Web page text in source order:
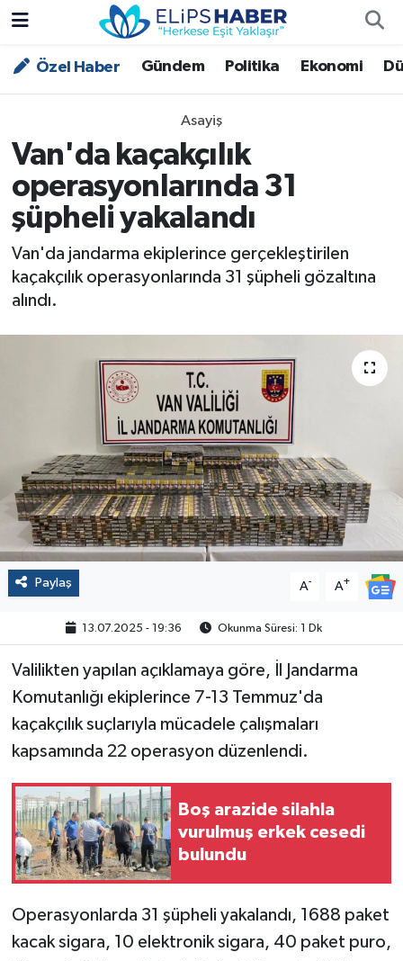
Özel Haber Gündem Politika Ekonomi
Asayiş
Van'da kaçakçılık
operasyonlarında 31
şüpheli yakalandı
Van'da jandarma ekiplerince gerçekleştirilen
kaçakçılık operasyonlarında 31 şüpheli gözaltına
alındı.
Paylaş A- A+
13.07.2025 - 19:36 Okunma Süresi: 1 Dk
Valilikten yapılan açıklamaya göre, İl Jandarma
Komutanlığı ekiplerince 7-13 Temmuz'da
kaçakçılık suçlarıyla mücadele çalışmaları
kapsamında 22 operasyon düzenlendi.
Boş arazide silahla
vurulmuş erkek cesedi
bulundu
Operasyonlarda 31 şüpheli yakalandı, 1688 paket
kacak sigara, 10 elektronik sigara, 40 paket puro,
Özel Haber
Asayiş
Bilim - Teknoloji
Çevre - İklim
Dünya
Magazin
Politika
Sağlık
Spor
Yaşam
Çalışma Hayatı
Kadın
2024 Seçim Sonuçları
Nöbetçi Eczaneler
Trafik Durumu
Süper Lig Puan Durumu ve Fikstür
Tüm Manşetler
Son Dakika Haberleri